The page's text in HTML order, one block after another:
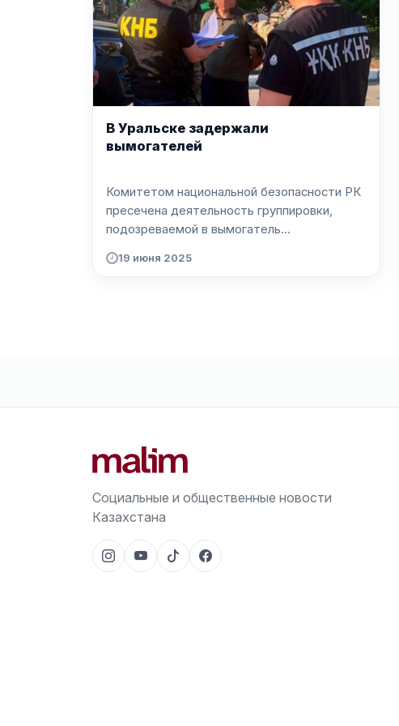
В Уральске задержали
вымогателей
Комитетом национальной безопасности РК
пресечена деятельность группировки,
подозреваемой в вымогатель...
19 июня 2025
Социальные и общественные новости
Казахстана